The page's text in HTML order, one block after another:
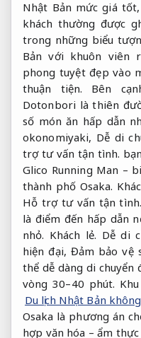
Nhật Bản mức giá
khách thường được
trong những biểu
Bản với khuôn viên
phong tuyệt đẹp vào
thuận tiện. Bên
Dotonbori là thiên
số món ăn hấp dẫn
okonomiyaki, Dễ di
trợ tư vấn tận tình.
Glico Running Man –
thành phố Osaka.
Hỗ trợ tư vấn tận tình.
là điểm đến hấp dẫn
nhỏ. Khách lẻ. Dễ di
hiện đại, Đảm bảo vệ
thể dễ dàng di chuyển
vòng 30–40 phút.
Du lịch Nhật Bản
Osaka là phương án
hợp văn hóa – ẩm